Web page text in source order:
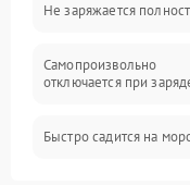
Не заряжается
Самопроизвольно
отключается при
Быстро садится на